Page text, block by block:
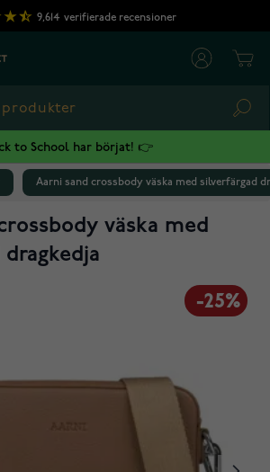
9,614 verifierade recensioner
to School har börjat! 👉
Aarni sand crossbody väska med silverfärgad
väska med
-25%